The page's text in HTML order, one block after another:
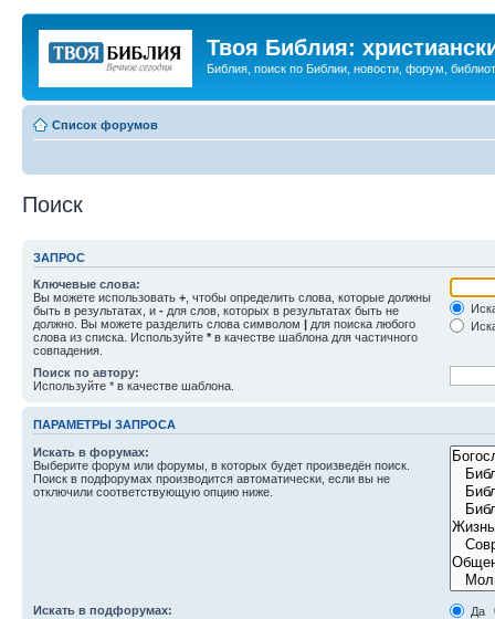
Твоя Библия:
Библия, поиск по Библии, новости, форум,
Список форумов
Поиск
ЗАПРОС
Ключевые слова:
Вы можете использовать + , чтобы определить слова, которые должны
быть в результатах, и - для слов, которых в результатах быть не
должно. Вы можете разделить слова символом | для поиска любого
слова из списка. Используйте * в качестве шаблона для частичного
совпадения.
Поиск по автору:
Используйте * в качестве шаблона.
ПАРАМЕТРЫ ЗАПРОСА
Искать в форумах:
Выберите форум или форумы, в которых будет произведён поиск.
Поиск в подфорумах производится автоматически, если вы не
отключили соответствующую опцию ниже.
Искать в подфорумах:
Да